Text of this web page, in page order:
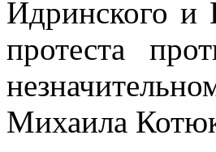
Идринского и
протеста
Михаила